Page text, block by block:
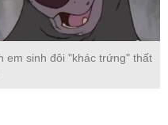
em sinh đôi "khác trứng" thất